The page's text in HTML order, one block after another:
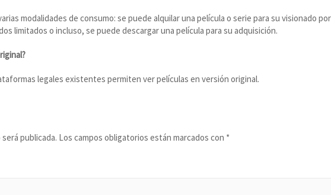
modalidades de consumo: se puede alquilar una película o serie para su visionado
limitados o incluso, se puede descargar una película para su adquisición.
legales existentes permiten ver películas en versión original.
publicada. Los campos obligatorios están marcados con *